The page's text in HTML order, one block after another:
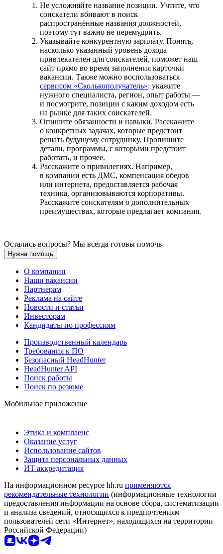
Не усложняйте название позиции. Учтите, что
соискатели вбивают в поиск
распространённые названия должностей,
поэтому тут важно не перемудрить.
Указывайте конкурентную зарплату. Понять,
насколько указанный уровень дохода
привлекателен для соискателей, поможет наш
сайт прямо во время заполнения карточки
вакансии. Также можно воспользоваться
сервисом «Сколькополучатель»: укажите
нужного специалиста, регион, опыт работы —
и посмотрите, позиции с каким доходом есть
на рынке для таких соискателей.
Опишите обязанности и навыки. Расскажите
о конкретных задачах, которые предстоит
решать будущему сотруднику. Пропишите
детали, программы, с которыми предстоит
работать, и прочее.
Расскажите о привилегиях. Например,
в компании есть ДМС, компенсация обедов
или интернета, предоставляется рабочая
техника, организовываются корпоративы.
Расскажите соискателям о дополнительных
преимуществах, которые предлагает компания.
Остались вопросы? Мы всегда готовы помочь
Нужна помощь
О компании
Наши вакансии
Партнерам
Реклама на сайте
Новости и статьи
Инвесторам
Кандидаты по профессиям
Производственный календарь
Требования к ПО
Безопасный HeadHunter
HeadHunter API
Поиск работы
Поиск по резюме
Мобильное приложение
Этика и комплаенс
Оказание услуг
Использование сайтов
Защита персональных данных
ИТ аккредитация
На информационном ресурсе hh.ru применяются
рекомендательные технологии (информационные технологии
предоставления информации на основе сбора, систематизации
и анализа сведений, относящихся к предпочтениям
пользователей сети «Интернет», находящихся на территории
Российской Федерации)